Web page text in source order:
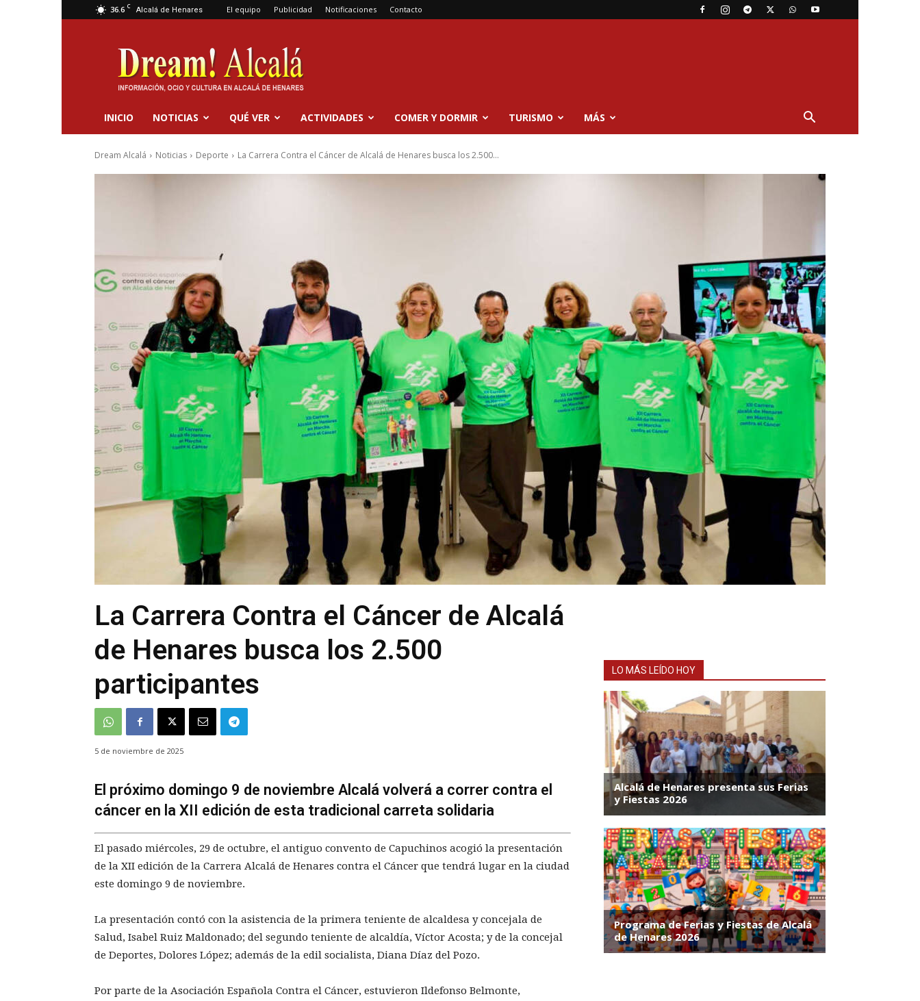
36.6 C Alcalá de Henares El equipo Publicidad Notificaciones Contacto
Dream
Alcalá
INICIO NOTICIAS QUÉ VER ACTIVIDADES COMER Y DORMIR TURISMO MÁS
Dream Alcalá Noticias Deporte La Carrera Contra el Cáncer de Alcalá de Henares busca los 2.500...
La Carrera Contra el Cáncer de Alcalá
de Henares busca los 2.500
participantes
5 de noviembre de 2025
El próximo domingo 9 de noviembre Alcalá volverá a correr contra el
cáncer en la XII edición de esta tradicional carreta solidaria
El pasado miércoles, 29 de octubre, el antiguo convento de Capuchinos acogió la presentación
de la XII edición de la Carrera Alcalá de Henares contra el Cáncer que tendrá lugar en la ciudad
este domingo 9 de noviembre.
La presentación contó con la asistencia de la primera teniente de alcaldesa y concejala de
Salud, Isabel Ruiz Maldonado; del segundo teniente de alcaldía, Víctor Acosta; y de la concejal
de Deportes, Dolores López; además de la edil socialista, Diana Díaz del Pozo.
Por parte de la Asociación Española Contra el Cáncer, estuvieron Ildefonso Belmonte,
LO MÁS LEÍDO HOY